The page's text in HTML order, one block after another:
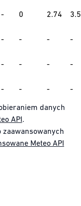
- 0 2.74
- - - -
- - - -
- - - -
danych
API.
Meteo API